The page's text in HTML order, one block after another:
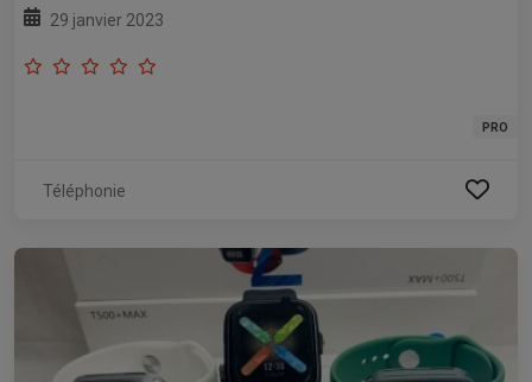
29 janvier 2023
PRO
Téléphonie